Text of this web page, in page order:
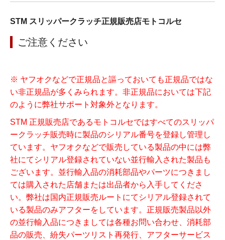
STM スリッパークラッチ正規販売店モトコルセ
ご注意ください
※ ヤフオクなどで正規品と謳っておいても正規品ではな
い非正規品が多くみられます。非正規品においては下記
のように弊社サポート対象外となります。
STM 正規販売店であるモトコルセではすべてのスリッパ
ークラッチ販売時に製品のシリアル番号を登録し管理し
ています。ヤフオクなどで販売している製品の中には弊
社にてシリアル登録されていない並行輸入された製品も
ございます。並行輸入品の消耗部品やパーツにつきまし
ては購入された店舗または出品者から入手してくださ
い。弊社は国内正規販売ルートにてシリアル登録されて
いる製品のみアフターをしています。正規販売製品以外
の並行輸入品につきましては各種お問い合わせ、消耗部
品の販売、紛失パーツリスト再発行、アフターサービス